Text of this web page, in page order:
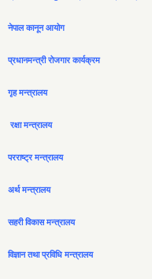
नेपाल कानून आयोग
प्रधानमन्त्री रोजगार कार्यक्रम
गृह मन्त्रालय
रक्षा मन्त्रालय
परराष्ट्र मन्त्रालय
अर्थ मन्त्रालय
सहरी विकास मन्त्रालय
विज्ञान तथा प्रविधि मन्त्रालय